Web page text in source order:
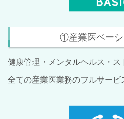
①産業医ベー
健康管理・メンタルヘルス・ス
全ての産業医業務のフルサービ